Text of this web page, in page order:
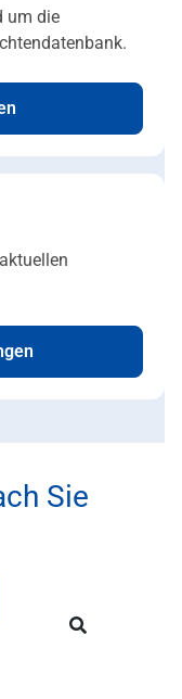
um die
Sie